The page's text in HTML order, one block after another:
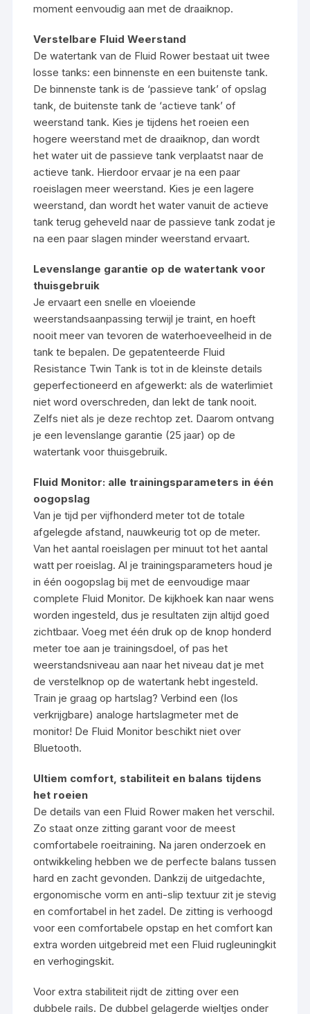
moment eenvoudig aan met de draaiknop.
Verstelbare Fluid Weerstand
De watertank van de Fluid Rower bestaat uit twee
losse tanks: een binnenste en een buitenste tank.
De binnenste tank is de ‘passieve tank’ of opslag
tank, de buitenste tank de ‘actieve tank’ of
weerstand tank. Kies je tijdens het roeien een
hogere weerstand met de draaiknop, dan wordt
het water uit de passieve tank verplaatst naar de
actieve tank. Hierdoor ervaar je na een paar
roeislagen meer weerstand. Kies je een lagere
weerstand, dan wordt het water vanuit de actieve
tank terug geheveld naar de passieve tank zodat je
na een paar slagen minder weerstand ervaart.
Levenslange garantie op de watertank voor
thuisgebruik
Je ervaart een snelle en vloeiende
weerstandsaanpassing terwijl je traint, en hoeft
nooit meer van tevoren de waterhoeveelheid in de
tank te bepalen. De gepatenteerde Fluid
Resistance Twin Tank is tot in de kleinste details
geperfectioneerd en afgewerkt: als de waterlimiet
niet word overschreden, dan lekt de tank nooit.
Zelfs niet als je deze rechtop zet. Daarom ontvang
je een levenslange garantie (25 jaar) op de
watertank voor thuisgebruik.
Fluid Monitor: alle trainingsparameters in één
oogopslag
Van je tijd per vijfhonderd meter tot de totale
afgelegde afstand, nauwkeurig tot op de meter.
Van het aantal roeislagen per minuut tot het aantal
watt per roeislag. Al je trainingsparameters houd je
in één oogopslag bij met de eenvoudige maar
complete Fluid Monitor. De kijkhoek kan naar wens
worden ingesteld, dus je resultaten zijn altijd goed
zichtbaar. Voeg met één druk op de knop honderd
meter toe aan je trainingsdoel, of pas het
weerstandsniveau aan naar het niveau dat je met
de verstelknop op de watertank hebt ingesteld.
Train je graag op hartslag? Verbind een (los
verkrijgbare) analoge hartslagmeter met de
monitor! De Fluid Monitor beschikt niet over
Bluetooth.
Ultiem comfort, stabiliteit en balans tijdens
het roeien
De details van een Fluid Rower maken het verschil.
Zo staat onze zitting garant voor de meest
comfortabele roeitraining. Na jaren onderzoek en
ontwikkeling hebben we de perfecte balans tussen
hard en zacht gevonden. Dankzij de uitgedachte,
ergonomische vorm en anti-slip textuur zit je stevig
en comfortabel in het zadel. De zitting is verhoogd
voor een comfortabele opstap en het comfort kan
extra worden uitgebreid met een Fluid rugleuningkit
en verhogingskit.
Voor extra stabiliteit rijdt de zitting over een
dubbele rails. De dubbel gelagerde wieltjes onder